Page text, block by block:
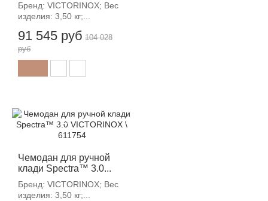
Бренд: VICTORINOX; Вес
изделия: 3,50 кг;...
91 545 руб 104 028
руб
Чемодан для ручной
клади Spectra™ 3.0...
Бренд: VICTORINOX; Вес
изделия: 3,50 кг;...
-12%